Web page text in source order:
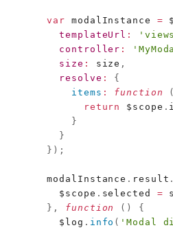
var modalInstance =
templateUrl :
controller :
size : size ,
resolve :
{
items : function (
return
$scope .
}
}
} ) ;
      modalInstance
. result
        $scope
. selected =
} , function ( )
{
        $log
. info ( 'Modal